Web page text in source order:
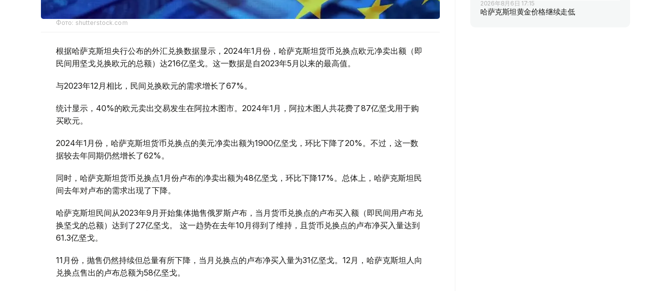
Фото: shutterstock.com
根据哈萨克斯坦央行公布的外汇兑换数据显示，2024年1月份，哈萨克斯坦货币兑换点欧元净卖出额（即
民间用坚戈兑换欧元的总额）达216亿坚戈。这一数据是自2023年5月以来的最高值。
与2023年12月相比，民间兑换欧元的需求增长了67%。
统计显示，40%的欧元卖出交易发生在阿拉木图市。2024年1月，阿拉木图人共花费了87亿坚戈用于购
买欧元。
2024年1月份，哈萨克斯坦货币兑换点的美元净卖出额为1900亿坚戈，环比下降了20%。不过，这一数
据较去年同期仍然增长了62%。
同时，哈萨克斯坦货币兑换点1月份卢布的净卖出额为48亿坚戈，环比下降17%。总体上，哈萨克斯坦民
间去年对卢布的需求出现了下降。
哈萨克斯坦民间从2023年9月开始集体抛售俄罗斯卢布，当月货币兑换点的卢布买入额（即民间用卢布兑
换坚戈的总额）达到了27亿坚戈。 这一趋势在去年10月得到了维持，且货币兑换点的卢布净买入量达到
61.3亿坚戈。
11月份，抛售仍然持续但总量有所下降，当月兑换点的卢布净买入量为31亿坚戈。12月，哈萨克斯坦人向
兑换点售出的卢布总额为58亿坚戈。
2026年8月6日 17:15
哈萨克斯坦黄金价格继续走低